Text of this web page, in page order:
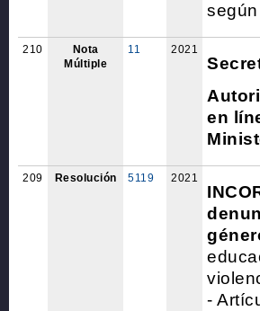
210
Nota
Múltiple
11 2021
en
209 Resolución 5119 2021
-